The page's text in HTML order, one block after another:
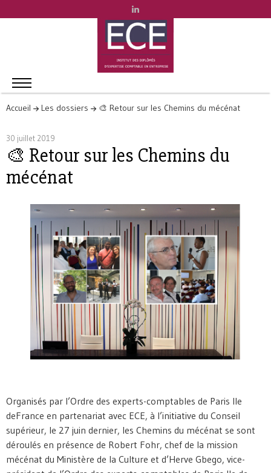
Accueil Les dossiers 🎨 Retour sur les Chemins du mécénat
30 juillet 2019
🎨 Retour sur les Chemins du
mécénat
Organisés par l’Ordre des experts-comptables de Paris Ile
deFrance en partenariat avec ECE, à l’initiative du Conseil
supérieur, le 27 juin dernier, les Chemins du mécénat se sont
déroulés en présence de Robert Fohr, chef de la mission
mécénat du Ministère de la Culture et d’Herve Gbego, vice-